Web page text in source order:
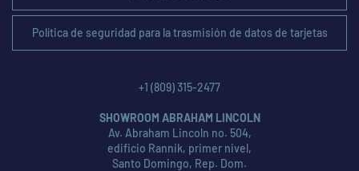
Política de seguridad para la trasmisión de datos de tarjetas
+1 (809) 315-2477
SHOWROOM ABRAHAM LINCOLN
Av. Abraham Lincoln no. 504,
edificio Rannik, primer nivel,
Santo Domingo, Rep. Dom.